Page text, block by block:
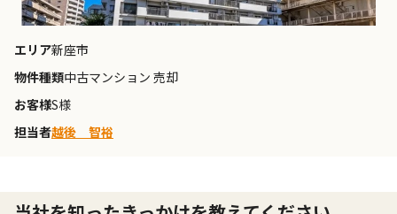
エリア新座市
物件種類中古マンション 売却
お客様S様
担当者越後 智裕